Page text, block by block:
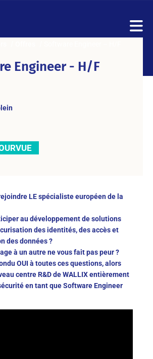
Engineer - H/F
LE spécialiste européen de la
au développement de solutions
des identités, des accès et
des données ?
à un autre ne vous fait pas peur ?
OUI à toutes ces questions, alors
centre R&D de WALLIX entièrement
en tant que Software Engineer